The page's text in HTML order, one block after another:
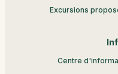
Excursions
Centre